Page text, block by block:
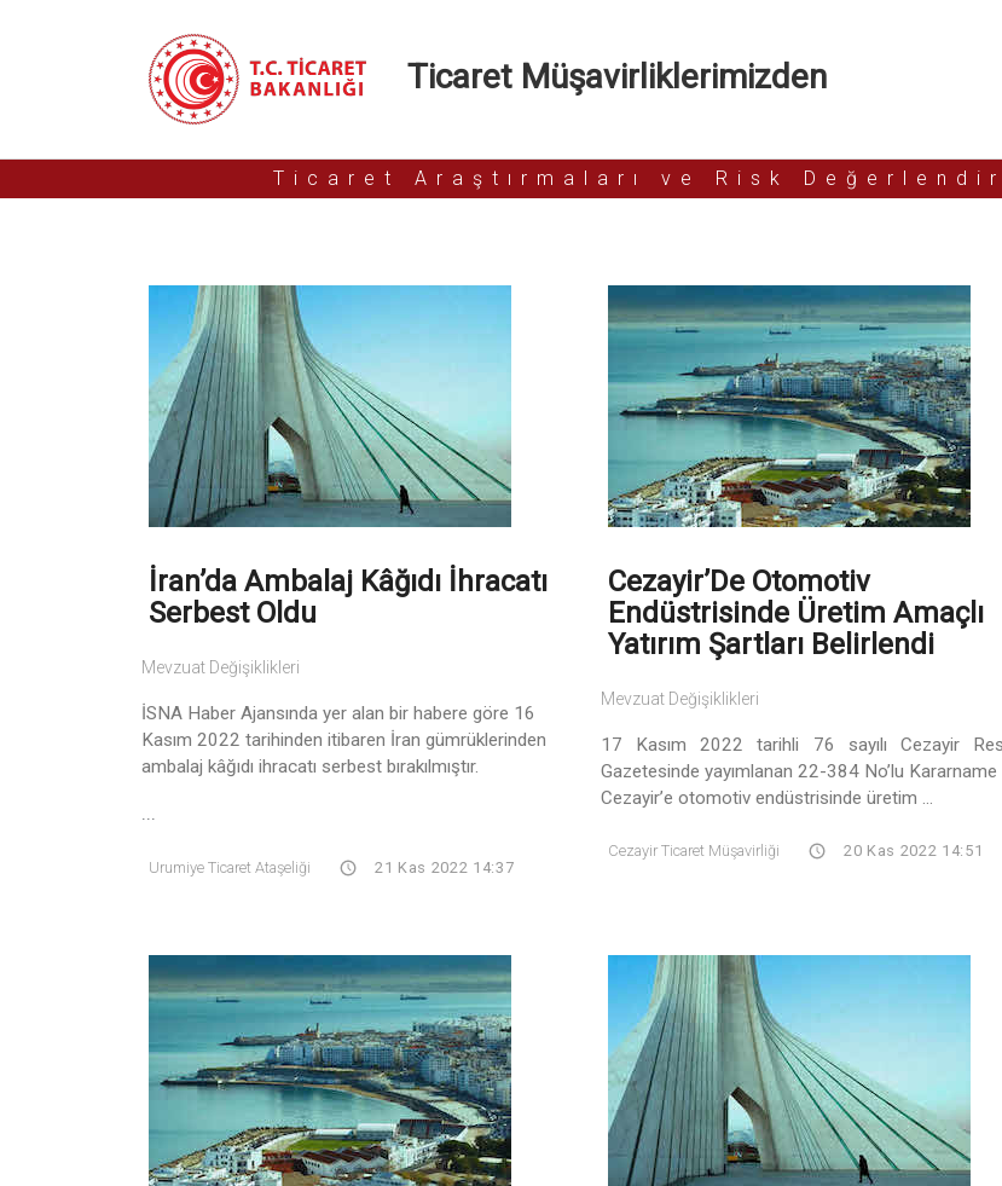
Ticaret Müşavirliklerimizden
Ticaret Araştırmaları ve Risk
İran’da Ambalaj Kâğıdı İhracatı
Serbest Oldu
Mevzuat Değişiklikleri
İSNA Haber Ajansında yer alan bir habere göre 16
Kasım 2022 tarihinden itibaren İran gümrüklerinden
ambalaj kâğıdı ihracatı serbest bırakılmıştır.
Urumiye Ticaret Ataşeliği 21 Kas 2022 14:37
Cezayir’De Otomotiv
Endüstrisinde Üretim Amaçlı
Yatırım Şartları Belirlendi
Mevzuat Değişiklikleri
17 Kasım 2022 tarihli 76 sayılı Cezayir
Gazetesinde yayımlanan 22-384 No’lu
Cezayir’e otomotiv endüstrisinde üretim ...
Cezayir Ticaret Müşavirliği 20 Kas 2022 14:51